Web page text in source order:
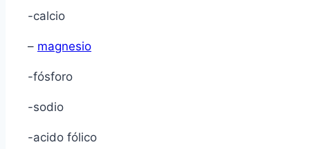
-calcio
– magnesio
-fósforo
-sodio
-acido fólico